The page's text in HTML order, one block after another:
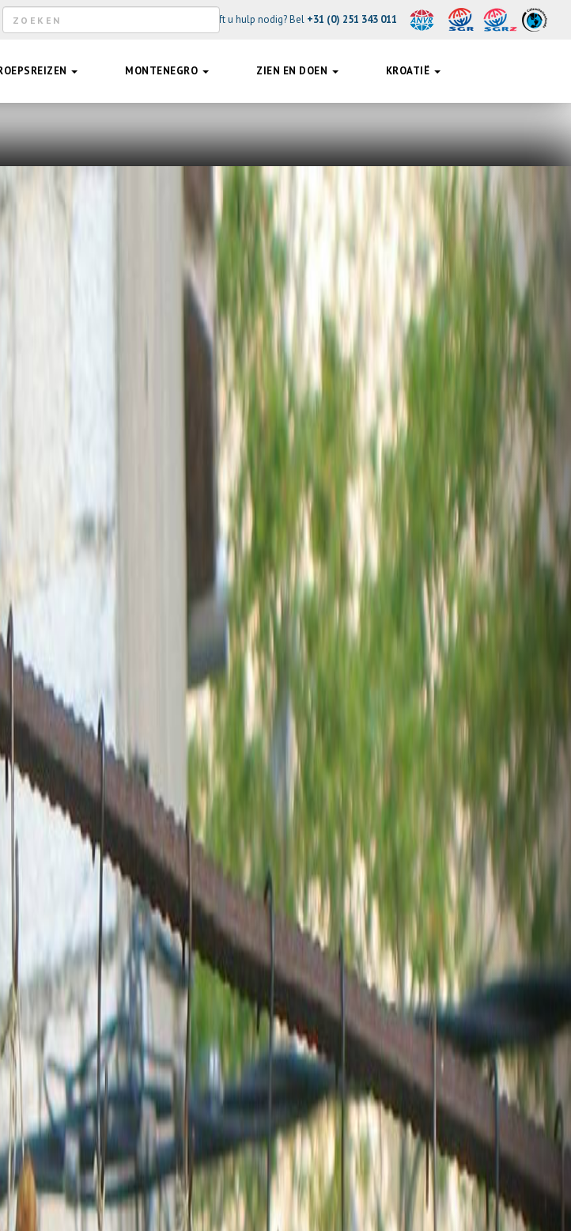
Heeft u hulp nodig? Bel +31 (0) 251 343 011
Zoekveld
MONTENEGRO ZIEN EN DOEN KROATIË